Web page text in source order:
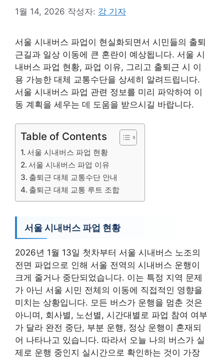
1월 14, 2026 작성자: 강 기자
서울 시내버스 파업이 현실화되면서 시민들의 출퇴
근길과 일상 이동에 큰 혼란이 예상됩니다. 서울 시
내버스 파업 현황, 파업 이유, 그리고 출퇴근 시 이
용 가능한 대체 교통수단을 상세히 알려드립니다.
서울 시내버스 파업 관련 정보를 미리 파악하여 이
동 계획을 세우는 데 도움을 받으시길 바랍니다.
Table of Contents
서울 시내버스 파업 현황
서울 시내버스 파업 이유
출퇴근 대체 교통수단 안내
출퇴근 대체 교통 루트 조합
서울 시내버스 파업 현황
2026년 1월 13일 첫차부터 서울 시내버스 노조의
전면 파업으로 인해 서울 전역의 시내버스 운행이
크게 줄거나 중단되었습니다. 이는 특정 지역 문제
가 아닌 서울 시민 전체의 이동에 직접적인 영향을
미치는 상황입니다. 모든 버스가 운행을 멈춘 것은
아니며, 회사별, 노선별, 시간대별로 파업 참여 여부
가 달라 완전 중단, 부분 운행, 정상 운행이 혼재되
어 나타나고 있습니다. 따라서 오늘 나의 버스가 실
제로 운행 중인지 실시간으로 확인하는 것이 가장